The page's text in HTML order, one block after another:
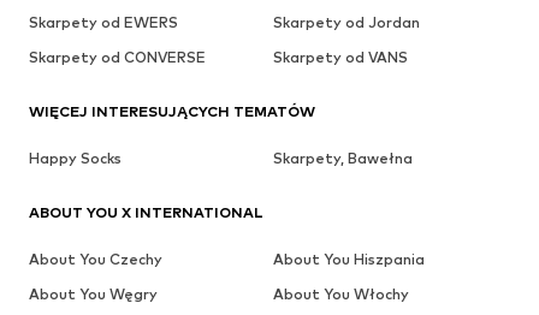
Skarpety od EWERS
Skarpety od Jordan
Skarpety od CONVERSE
Skarpety od VANS
WIĘCEJ INTERESUJĄCYCH TEMATÓW
Happy Socks Skarpety, Bawełna
ABOUT YOU X INTERNATIONAL
About You Czechy
About You Hiszpania
About You Węgry
About You Włochy